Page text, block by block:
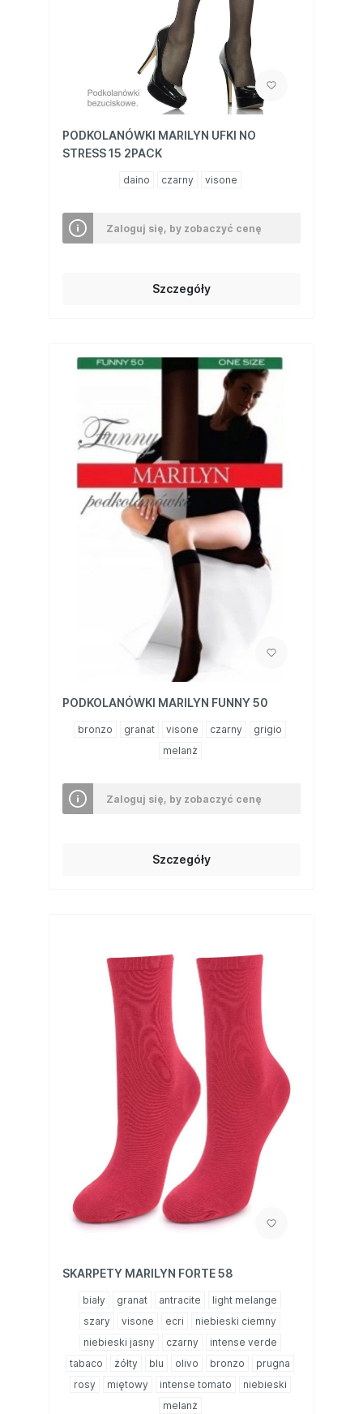
PODKOLANÓWKI MARILYN UFKI NO
STRESS 15 2PACK
daino czarny visone
Zaloguj się, by zobaczyć cenę
Szczegóły
PODKOLANÓWKI MARILYN FUNNY 50
bronzo granat visone czarny
grigio
melanż
Zaloguj się, by zobaczyć cenę
Szczegóły
SKARPETY MARILYN FORTE 58
biały granat antracite
light melange
szary
visone ecri
niebieski ciemny
niebieski jasny
czarny
intense verde
tabaco
żółty blu olivo bronzo
prugna
rosy
miętowy intense tomato
niebieski
melanż